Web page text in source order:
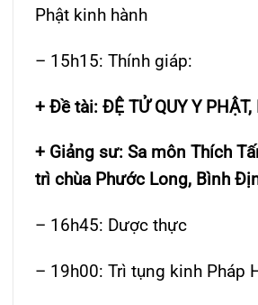
Phật kinh hành
– 15h15: Thính giáp:
+ Đề tài: ĐỆ TỬ QUY Y PHẬT,
+ Giảng sư: Sa môn Thích
trì chùa Phước Long, Bình
– 16h45: Dược thực
– 19h00: Trì tụng kinh Pháp